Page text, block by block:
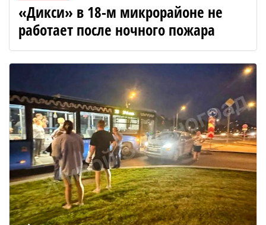
«Дикси» в 18-м микрорайоне не
работает после ночного пожара